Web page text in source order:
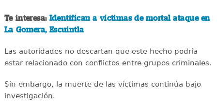
Te interesa: Identifican a víctimas de mortal ataque en
La Gomera, Escuintla
Las autoridades no descartan que este hecho podría
estar relacionado con conflictos entre grupos criminales.
Sin embargo, la muerte de las víctimas continúa bajo
investigación.